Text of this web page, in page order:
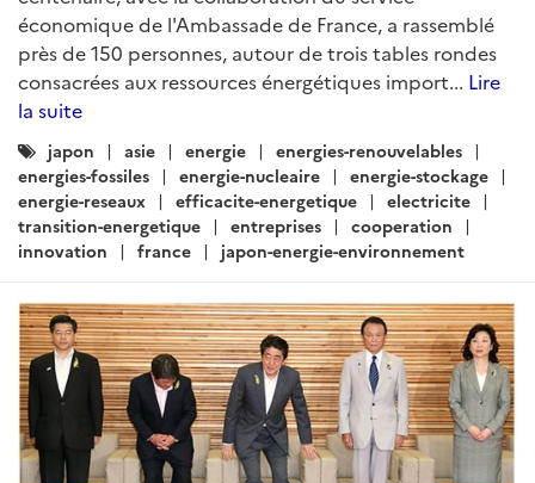
ARTICLE
Actualités Japon - Énergie,
Environnement, Transport,
Construction - Décembre 2018 (I)